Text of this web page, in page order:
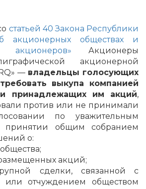
статьей 40 Закона Республики
акционерных обществах и
Акционеры
акционерной
— владельцы голосующих
выкупа компанией
принадлежащих им акций,
против или не принимали
по уважительным
общим собранием
о:
акций;
сделки, связанной с
или отчуждением обществом